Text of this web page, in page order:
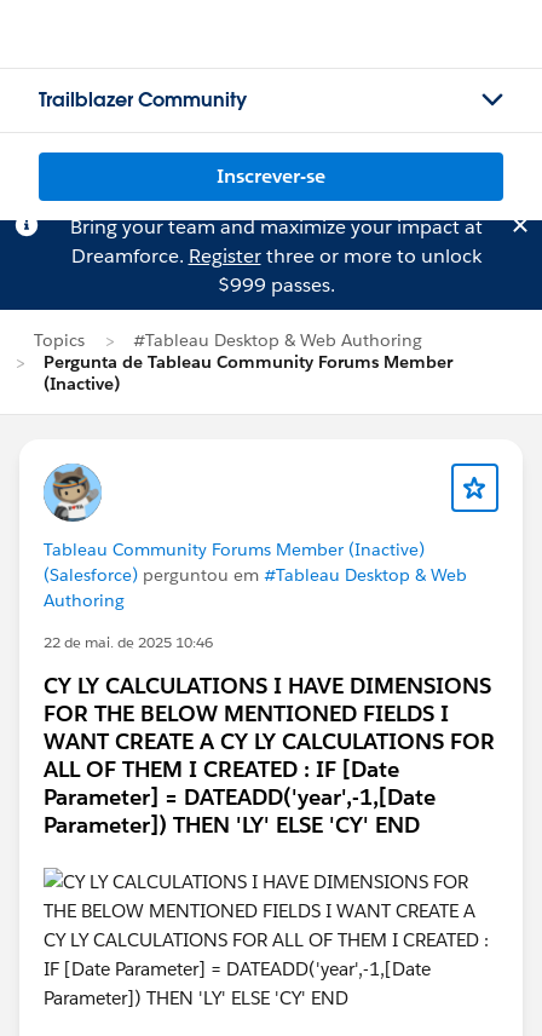
Trailblazer Community
Inscrever-se
Bring your team and maximize your impact at
Dreamforce. Registerthree or more to unlock
$999 passes.
Topics
#Tableau Desktop & Web Authoring
Pergunta de Tableau Community Forums Member
(Inactive)
Tableau Community Forums Member (Inactive)
(Salesforce) perguntou em #Tableau Desktop & Web
Authoring
22 de mai. de 2025 10:46
CY LY CALCULATIONS I HAVE DIMENSIONS
FOR THE BELOW MENTIONED FIELDS I
WANT CREATE A CY LY CALCULATIONS FOR
ALL OF THEM I CREATED : IF [Date
Parameter] = DATEADD('year',-1,[Date
Parameter]) THEN 'LY' ELSE 'CY' END